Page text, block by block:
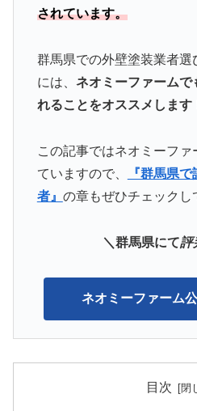
されています。
群馬県での外壁塗装業者選
には、 ネオミーファームで
れることをオススメします
この記事ではネオミーフ
ていますので、
『群馬県
者』 の章もぜひチェックし
＼群馬県にて評
ネオミーファーム
目次